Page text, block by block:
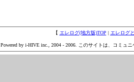
【 エレログ(地方版)TOP | エレログ
Powered by i-HIVE inc., 2004 - 2006. このサイトは、コミュ